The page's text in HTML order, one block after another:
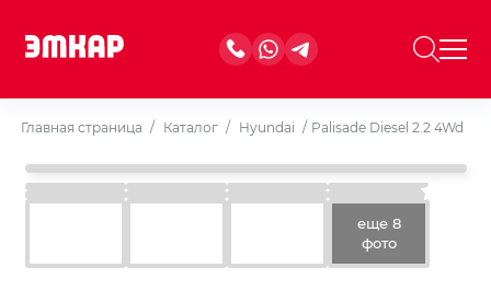
Главная страница / Каталог / Hyundai / Palisade Diesel 2.2 4Wd
еще 8
фото